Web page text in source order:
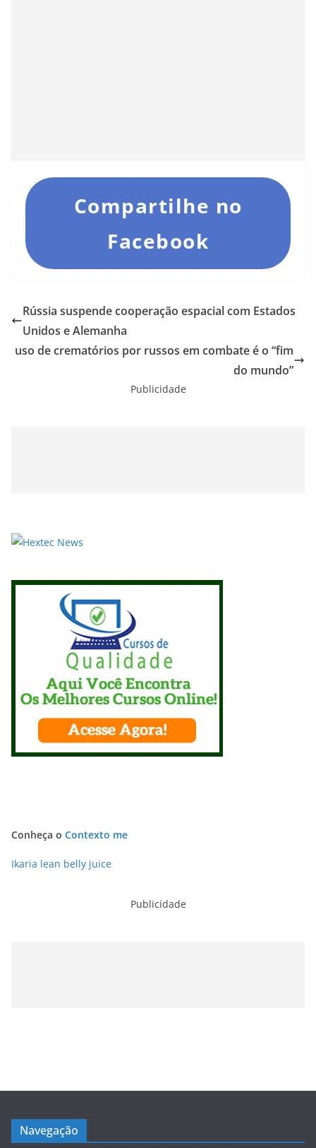
Compartilhe no
Facebook
Rússia suspende cooperação espacial com Estados
Unidos e Alemanha
uso de crematórios por russos em combate é o “fim
do mundo”
Publicidade
Conheça o Contexto me
Ikaria lean belly juice
Publicidade
Navegação